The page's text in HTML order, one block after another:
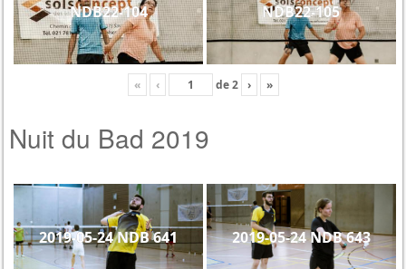
NDB22-104 NDB22-105
« ‹ de2 › »
Nuit du Bad 2019
2019-05-24 NDB 641 2019-05-24 NDB 643